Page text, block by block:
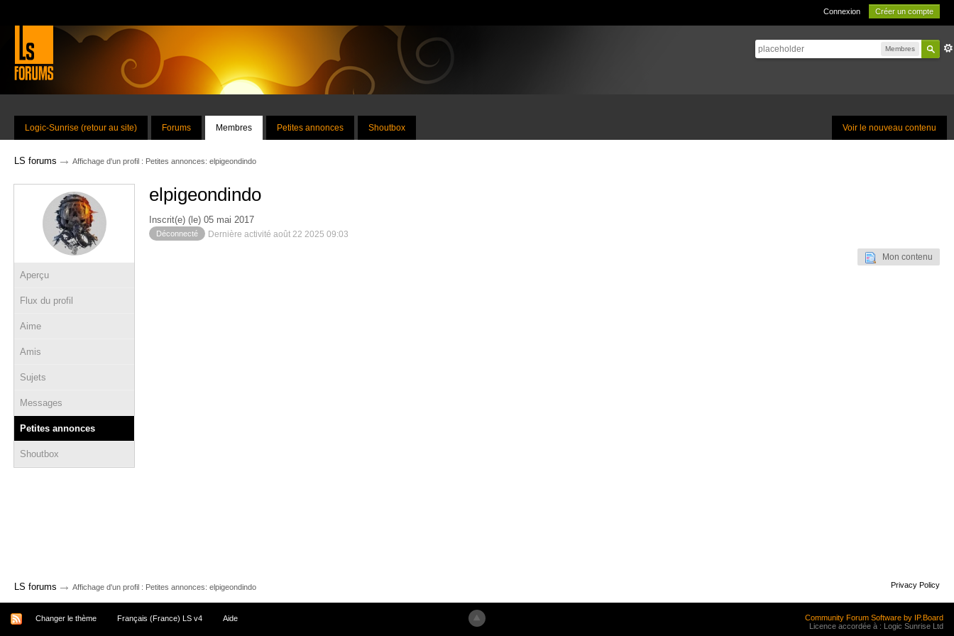
Connexion Créer un compte
Membres
Voir le nouveau contenu
Logic-Sunrise (retour au site) Forums Membres Petites annonces Shoutbox
LS forums → Affichage d'un profil : Petites annonces: elpigeondindo
Aperçu
Flux du profil
Aime
Amis
Sujets
Messages
Petites annonces
Shoutbox
elpigeondindo
Inscrit(e) (le) 05 mai 2017
Déconnecté Dernière activité août 22 2025 09:03
Mon contenu
LS forums → Affichage d'un profil : Petites annonces: elpigeondindo Privacy Policy
Changer le thème Français (France) LS v4 Aide
Community Forum Software by IP.Board
Licence accordée à : Logic Sunrise Ltd